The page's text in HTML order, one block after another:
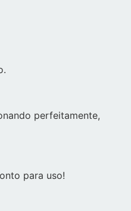
perfeitamente,
para uso!